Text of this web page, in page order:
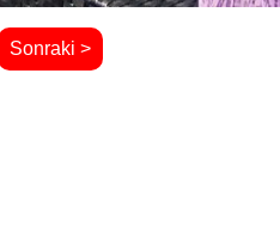
Sonraki >